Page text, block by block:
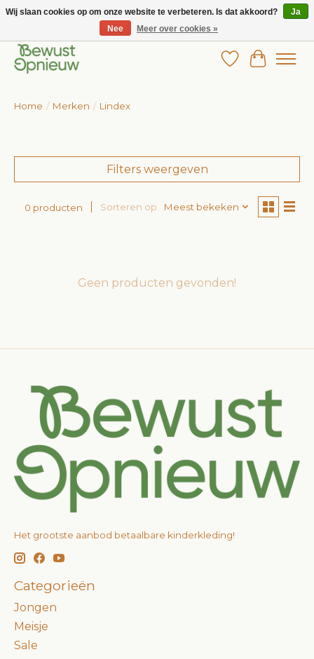
Wij bieden het grootste aanbod in betaalbare kinderkleding!
Verlanglijst
Home / Merken / Lindex
Filters weergeven
0 producten Sorteren op Meest bekeken
Geen producten gevonden!
Het grootste aanbod betaalbare kinderkleding!
Categorieën
Jongen
Meisje
Sale
Wij slaan cookies op om onze website te verbeteren. Is dat akkoord?
Ja
Nee
Meer over cookies »